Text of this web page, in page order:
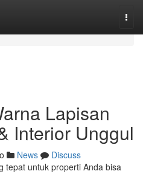
Lapisan
Interior Unggul
News
Discuss
tepat untuk properti Anda bisa